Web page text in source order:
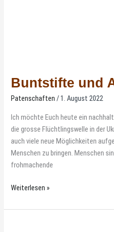
Buntstifte und
Patenschaften /1. August 2022
Ich möchte Euch heute ein
die grosse Flüchtlingswelle in der
auch viele neue Möglichkeiten
Menschen zu bringen. Menschen
frohmachende
Weiterlesen »